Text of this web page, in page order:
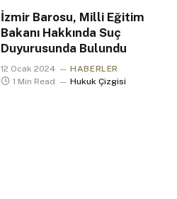
İzmir Barosu, Milli Eğitim
Bakanı Hakkında Suç
Duyurusunda Bulundu
12 Ocak 2024
HABERLER
1 Min Read
Hukuk Çizgisi